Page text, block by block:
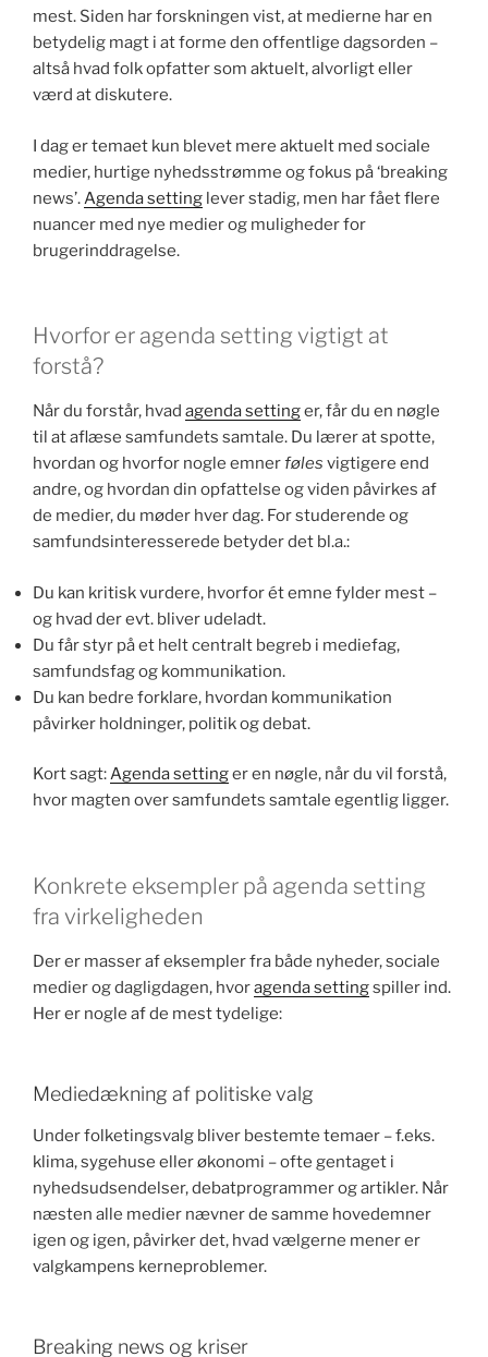
mest. Siden har forskningen vist, at medierne har en
betydelig magt i at forme den offentlige dagsorden –
altså hvad folk opfatter som aktuelt, alvorligt eller
værd at diskutere.
I dag er temaet kun blevet mere aktuelt med sociale
medier, hurtige nyhedsstrømme og fokus på ‘breaking
news’.Agenda setting lever stadig, men har fået flere
nuancer med nye medier og muligheder for
brugerinddragelse.
Hvorfor er agenda setting vigtigt at
forstå?
Når du forstår, hvad agenda settinger, får du en nøgle
til at aflæse samfundets samtale. Du lærer at spotte,
hvordan og hvorfor nogle emnerføles vigtigere end
andre, og hvordan din opfattelse og viden påvirkes af
de medier, du møder hver dag. For studerende og
samfundsinteresserede betyder det bl.a.:
Du kan kritisk vurdere, hvorfor ét emne fylder mest –
og hvad der evt. bliver udeladt.
Du får styr på et helt centralt begreb i mediefag,
samfundsfag og kommunikation.
Du kan bedre forklare, hvordan kommunikation
påvirker holdninger, politik og debat.
Kort sagt:Agenda settinger en nøgle, når du vil forstå,
hvor magten over samfundets samtale egentlig ligger.
Konkrete eksempler på agenda setting
fra virkeligheden
Der er masser af eksempler fra både nyheder, sociale
medier og dagligdagen, hvoragenda settingspiller ind.
Her er nogle af de mest tydelige:
Mediedækning af politiske valg
Under folketingsvalg bliver bestemte temaer – f.eks.
klima, sygehuse eller økonomi – ofte gentaget i
nyhedsudsendelser, debatprogrammer og artikler. Når
næsten alle medier nævner de samme hovedemner
igen og igen, påvirker det, hvad vælgerne mener er
valgkampens kerneproblemer.
Breaking news og kriser